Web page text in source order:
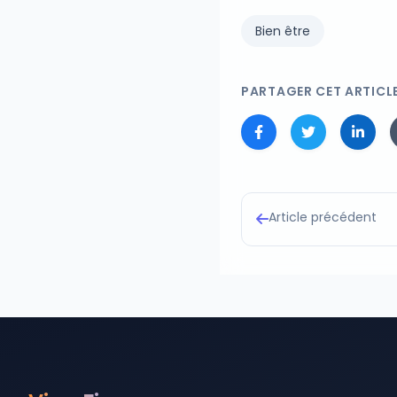
Bien être
PARTAGER CET
Article précédent